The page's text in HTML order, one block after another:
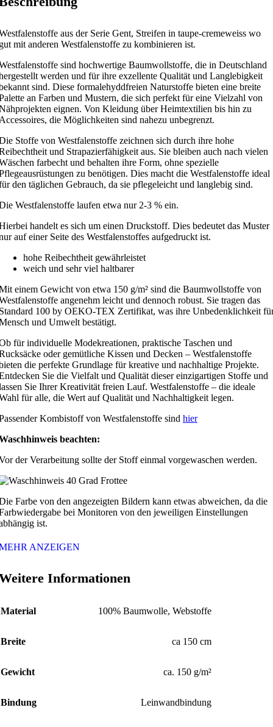
aus der Serie Gent, Streifen in taupe-cremeweiss wo
mit anderen Westfalenstoffe zu kombinieren ist.
sind hochwertige Baumwollstoffe, die in Deutschland
werden und für ihre exzellente Qualität und Langlebigkeit
sind. Diese formalehyddfreien Naturstoffe bieten eine breite
an Farben und Mustern, die sich perfekt für eine Vielzahl von
eignen. Von Kleidung über Heimtextilien bis hin zu
die Möglichkeiten sind nahezu unbegrenzt.
Stoffe von Westfalenstoffe zeichnen sich durch ihre hohe
und Strapazierfähigkeit aus. Sie bleiben auch nach vielen
farbecht und behalten ihre Form, ohne spezielle
zu benötigen. Dies macht die Westfalenstoffe ideal
den täglichen Gebrauch, da sie pflegeleicht und langlebig sind.
Westfalenstoffe laufen etwa nur 2-3 % ein.
handelt es sich um einen Druckstoff. Dies bedeutet das Muster
auf einer Seite des Westfalenstoffes aufgedruckt ist.
hohe Reibechtheit gewährleistet
weich und sehr viel haltbarer
einem Gewicht von etwa 150 g/m² sind die Baumwollstoffe von
angenehm leicht und dennoch robust. Sie tragen das
100 by OEKO-TEX Zertifikat, was ihre Unbedenklichkeit
und Umwelt bestätigt.
für individuelle Modekreationen, praktische Taschen und
oder gemütliche Kissen und Decken – Westfalenstoffe
die perfekte Grundlage für kreative und nachhaltige Projekte.
Sie die Vielfalt und Qualität dieser einzigartigen Stoffe und
Sie Ihrer Kreativität freien Lauf. Westfalenstoffe – die ideale
für alle, die Wert auf Qualität und Nachhaltigkeit legen.
Kombistoff von Westfalenstoffe sind hier
beachten:
der Verarbeitung sollte der Stoff einmal vorgewaschen werden.
Farbe von den angezeigten Bildern kann etwas abweichen, da die
bei Monitoren von den jeweiligen Einstellungen
ist.
ANZEIGEN
Informationen
Material 100% Baumwolle, Webstoffe
Breite ca 150 cm
Gewicht ca. 150 g/m²
Bindung Leinwandbindung